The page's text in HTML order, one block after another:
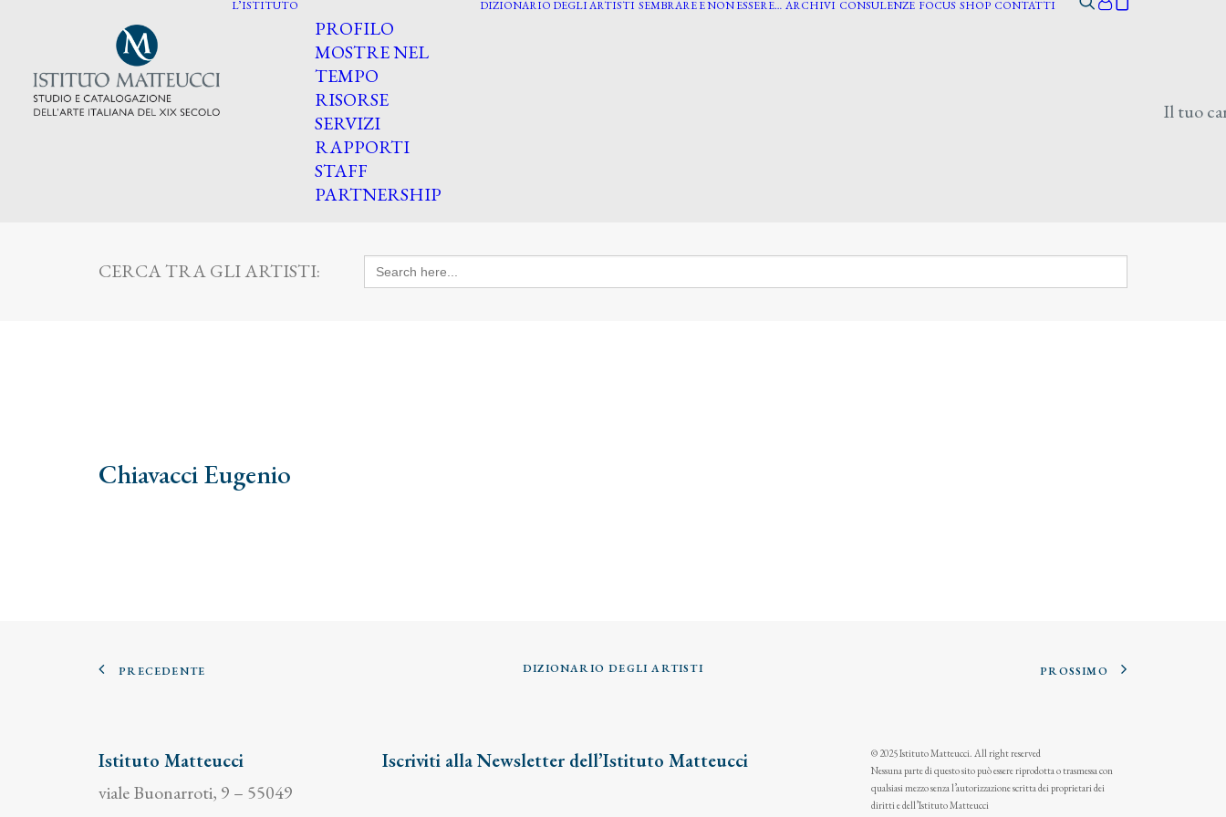
L’ISTITUTO
PROFILO
MOSTRE NEL
TEMPO
RISORSE
SERVIZI
RAPPORTI
STAFF
PARTNERSHIP
DIZIONARIO DEGLI ARTISTI SEMBRARE E NON ESSERE… ARCHIVI CONSULENZE FOCUS SHOP CONTATTI
Il tuo
CERCA TRA GLI ARTISTI: Search
for:
Chiavacci Eugenio
PRECEDENTE DIZIONARIO DEGLI ARTISTI PROSSIMO
Istituto Matteucci
viale Buonarroti, 9 – 55049
Iscriviti alla Newsletter dell’Istituto Matteucci
© 2025 Istituto Matteucci. All right reserved
Nessuna parte di questo sito può essere riprodotta o trasmessa con
qualsiasi mezzo senza l’autorizzazione scritta dei proprietari dei
diritti e dell’Istituto Matteucci